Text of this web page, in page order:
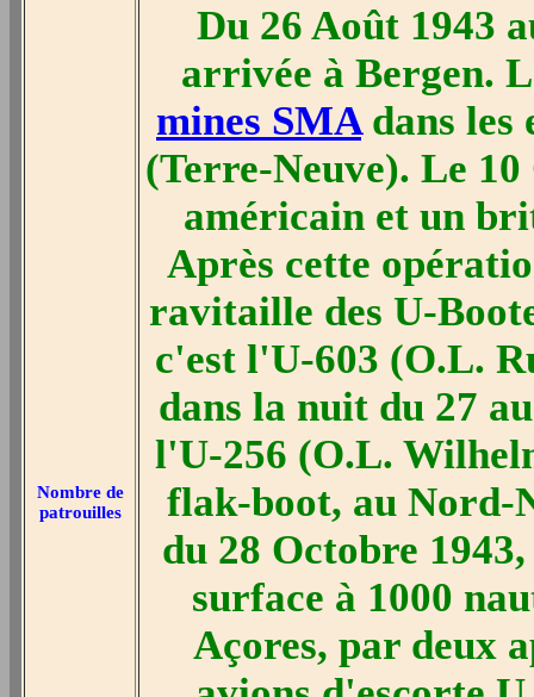
Nombre de
patrouilles
Du 26 Août 1943
arrivée à Bergen.
mines SMAdans les
(Terre-Neuve). Le
américain et un
Après cette
ravitaille des U-
c'est l'U-603 (O.L.
dans la nuit du 27
l'U-256 (O.L.
flak-boot, au Nord-
du 28 Octobre
surface à 1000
Açores, par deux